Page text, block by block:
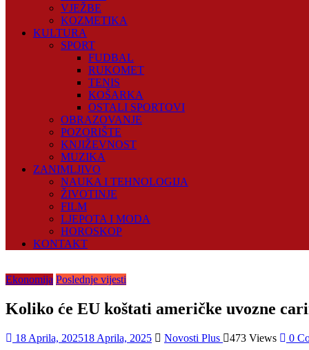
VJEŽBE
KOZMETIKA
KULTURA
SPORT
FUDBAL
RUKOMET
TENIS
KOŠARKA
OSTALI SPORTOVI
OBRAZOVANJE
POZORIŠTE
KNJIŽEVNOST
MUZIKA
ZANIMLJIVO
NAUKA I TEHNOLOGIJA
ŽIVOTINJE
FILM
LJEPOTA I MODA
HOROSKOP
KONTAKT
Ekonomija Poslednje vijesti
Koliko će EU koštati američke uvozne
18 Aprila, 202518 Aprila, 2025 Novosti Plus 473 Views 0